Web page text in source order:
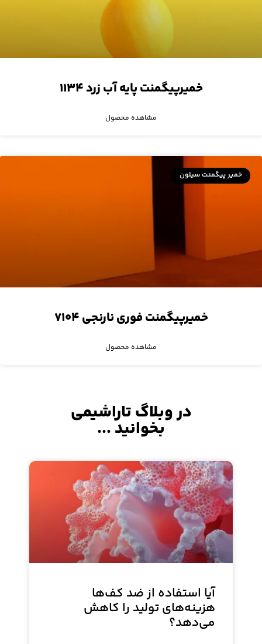
خمیرپیگمنت پایه آب زرد ۱۱۳۴
مشاهده محصول
خمیر پیگمنت سیلون
خمیرپیگمنت فوری نارنجی ۷۱۰۴
مشاهده محصول
در وبلاگ تاراشیمی
بخوانید ...
آیا استفاده از ضد کف‌ها
هزینه‌های تولید را کاهش
می‌دهد؟